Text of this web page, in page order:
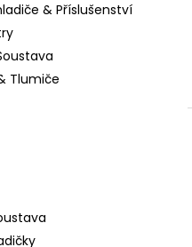
& Příslušenství
Tlumiče